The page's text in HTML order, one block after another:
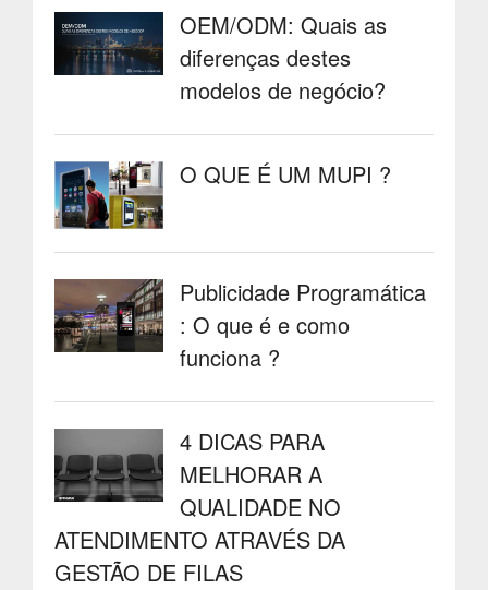
OEM/ODM: Quais as
diferenças destes
modelos de negócio?
O QUE É UM MUPI ?
Publicidade Programática
: O que é e como
funciona ?
4 DICAS PARA
MELHORAR A
QUALIDADE NO
ATENDIMENTO ATRAVÉS DA
GESTÃO DE FILAS